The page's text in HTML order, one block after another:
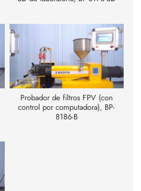
Probador de filtros FPV (con
control por computadora), BP-
8186-B